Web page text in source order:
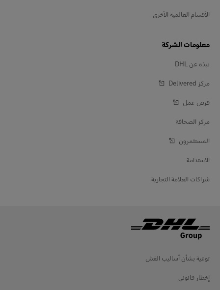
الأقسام العالمية الأخرى
معلومات الشركة
نبذة عن DHL
مركز Delivered‎
فرص عمل
مركز الصحافة
المستثمرون
الاستدامة
شراكات العلامة التجارية
توعية بشأن أساليب الغش
إخطار قانوني